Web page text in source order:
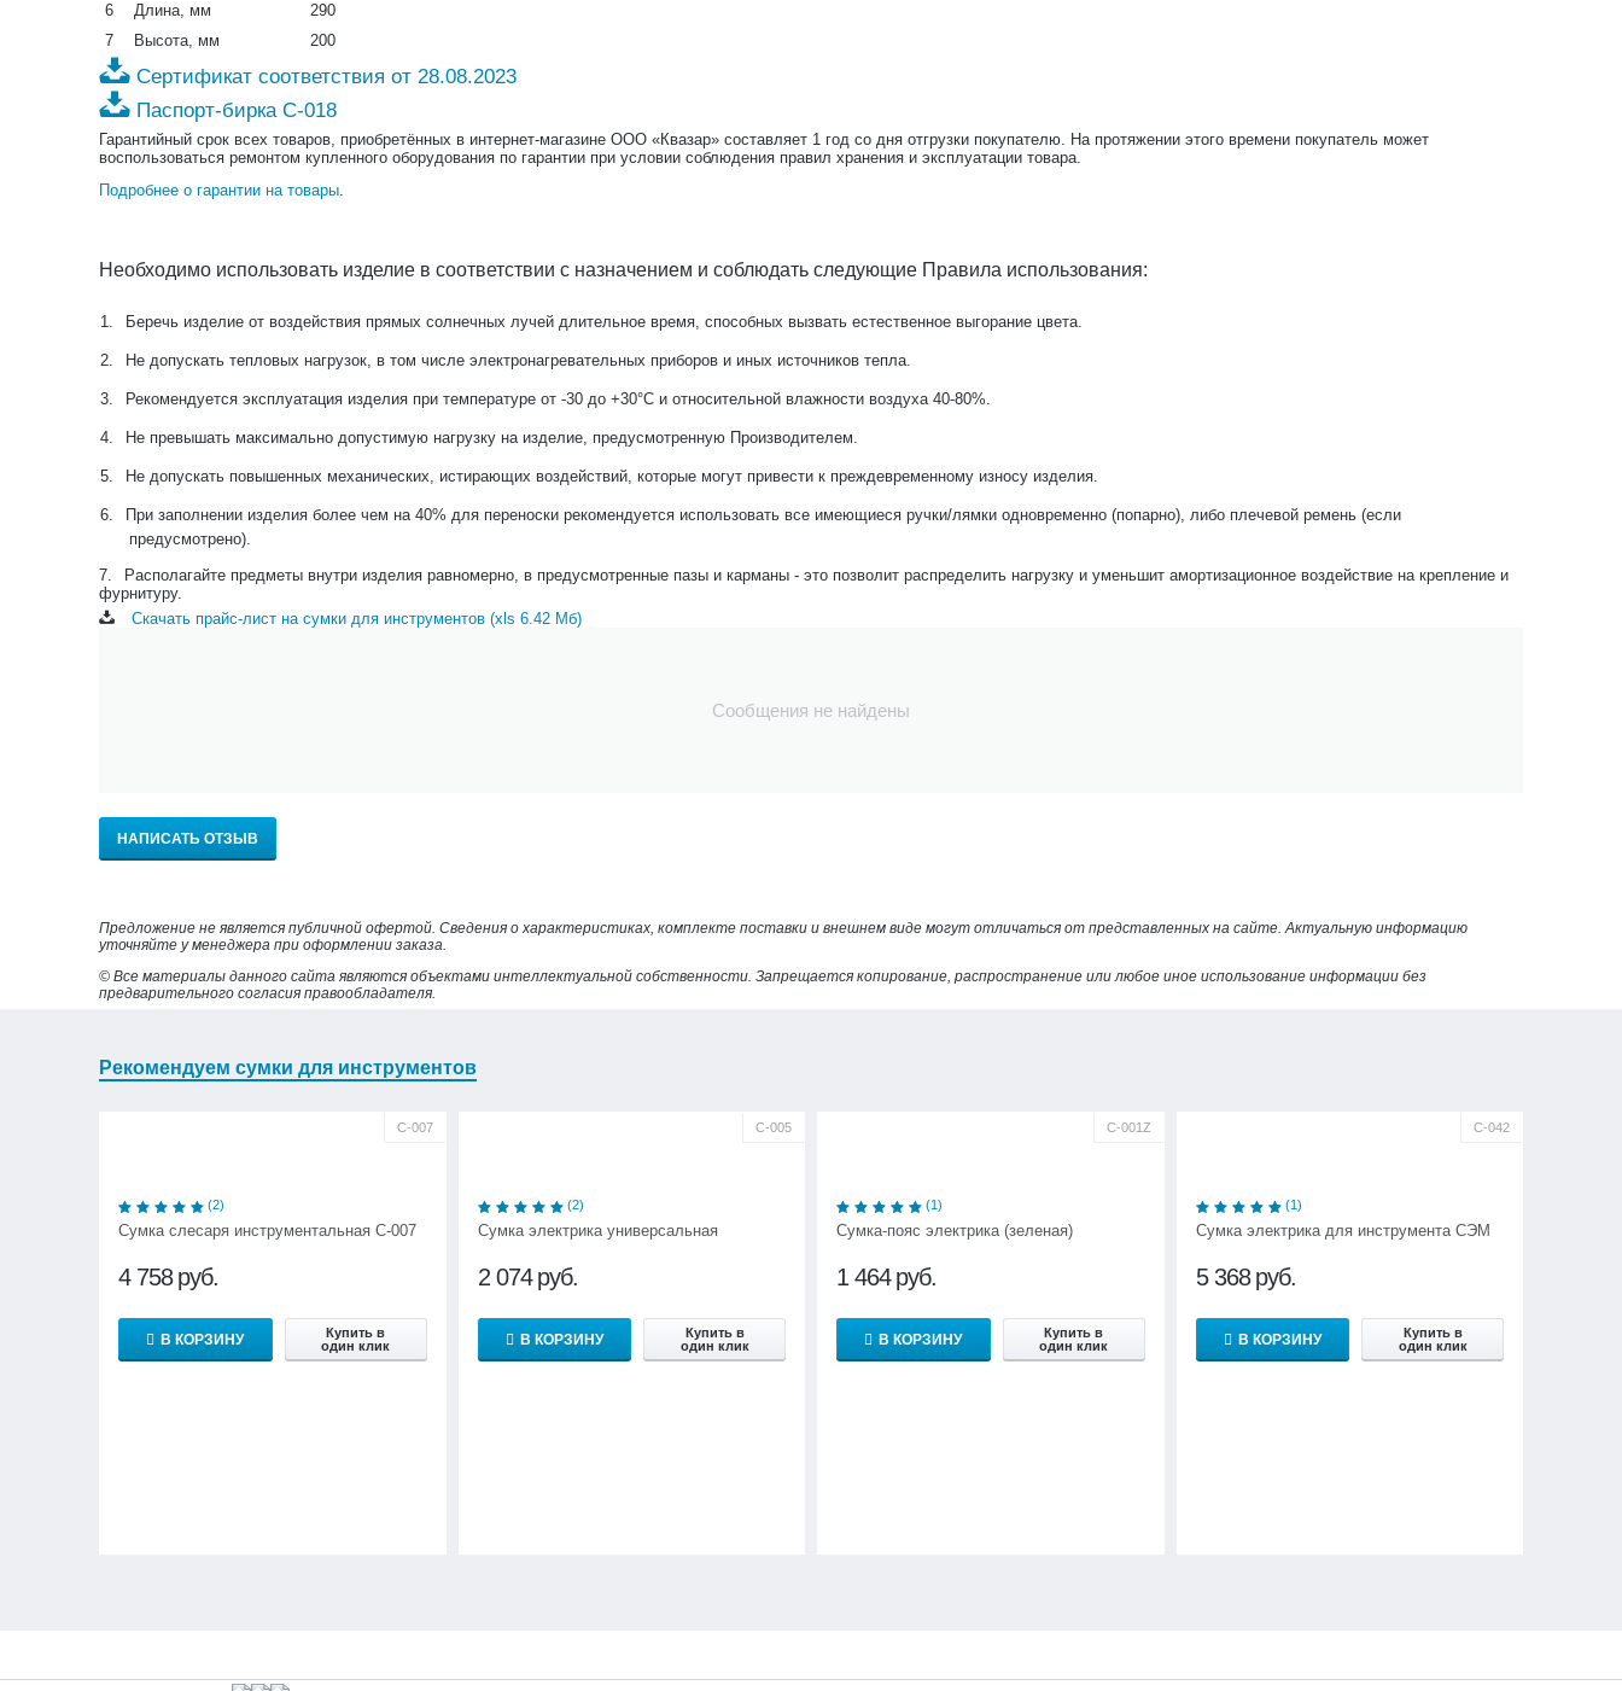
6
Длина, мм
290
7
Высота, мм 200
Сертификат соответствия от 28.08.2023
Паспорт-бирка С-018
Гарантийный срок всех товаров, приобретённых в интернет-магазине ООО «Квазар» составляет 1 год со дня отгрузки покупателю. На протяжении этого времени покупатель может
воспользоваться ремонтом купленного оборудования по гарантии при условии соблюдения правил хранения и эксплуатации товара.
Подробнее о гарантии на товары.
Необходимо использовать изделие в соответствии с назначением и соблюдать следующие Правила использования:
1. Беречь изделие от воздействия прямых солнечных лучей длительное время, способных вызвать естественное выгорание цвета.
2. Не допускать тепловых нагрузок, в том числе электронагревательных приборов и иных источников тепла.
3. Рекомендуется эксплуатация изделия при температуре от -30 до +30°С и относительной влажности воздуха 40-80%.
4. Не превышать максимально допустимую нагрузку на изделие, предусмотренную Производителем.
5. Не допускать повышенных механических, истирающих воздействий, которые могут привести к преждевременному износу изделия.
6.
При заполнении изделия более чем на 40% для переноски рекомендуется использовать все имеющиеся ручки/лямки одновременно (попарно), либо плечевой ремень (если
предусмотрено).
7.
Располагайте предметы внутри изделия равномерно, в предусмотренные пазы и карманы - это позволит распределить нагрузку и уменьшит амортизационное воздействие на крепление и
фурнитуру.
Скачать прайс-лист на сумки для инструментов (xls 6.42 Мб)
Сообщения не найдены
НАПИСАТЬ ОТЗЫВ
Предложение не является публичной офертой. Сведения о характеристиках, комплекте поставки и внешнем виде могут отличаться от представленных на сайте. Актуальную информацию
уточняйте у менеджера при оформлении заказа.
© Все материалы данного сайта являются объектами интеллектуальной собственности. Запрещается копирование, распространение или любое иное использование информации без
предварительного согласия правообладателя.
Рекомендуем сумки для инструментов
С-007
(2)
Сумка слесаря инструментальная С-007
4 758 руб.
В КОРЗИНУ
Купить в
один клик
С-005
(2)
Сумка электрика универсальная
2 074 руб.
В КОРЗИНУ
Купить в
один клик
С-001Z
(1)
Сумка-пояс электрика (зеленая)
1 464 руб.
В КОРЗИНУ
Купить в
один клик
С-042
(1)
Сумка электрика для инструмента СЭМ
5 368 руб.
В КОРЗИНУ
Купить в
один клик